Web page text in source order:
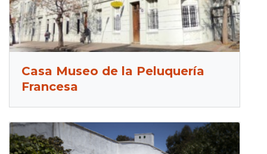
Casa Museo de la Peluquería
Francesa